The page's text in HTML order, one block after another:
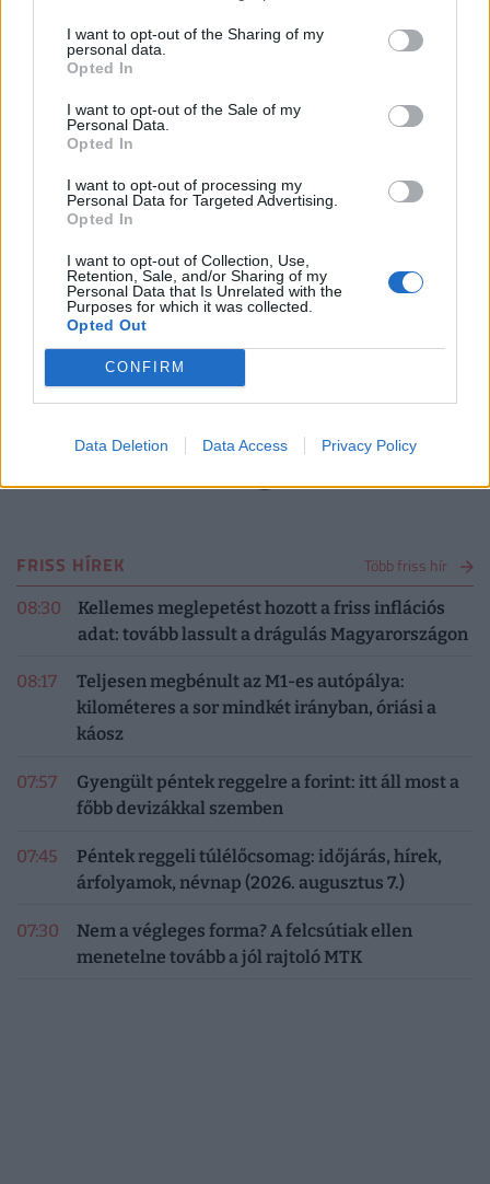
I want to opt-out of the Sharing of my
personal data.
Opted In
I want to opt-out of the Sale of my
Personal Data.
Opted In
I want to opt-out of processing my
Personal Data for Targeted Advertising.
Opted In
I want to opt-out of Collection, Use,
Retention, Sale, and/or Sharing of my
Personal Data that Is Unrelated with the
Purposes for which it was collected.
Opted Out
CONFIRM
Data Deletion Data Access Privacy Policy
Könnyen megégeti magát az ember, de sok helyen nem
viszik el a zöldhulladékot.
| 2020. január 28. 11:50
Kásler: Magyarország felkészült a
koronavírusos megbetegedésekre
Két gyanús eset is volt, de negatív lett a teszt.
PÉNZCENTRUM| 2019. december 25. 17:33
5 dolog, amit csak kevesen tudnak az ittas
vezetésről
Inkább ne ülj autóba, ha ittál...
FRISS HÍREK Több friss hír
08:30
Kellemes meglepetést hozott a friss inflációs
adat: tovább lassult a drágulás Magyarországon
08:17
Teljesen megbénult az M1-es autópálya:
kilométeres a sor mindkét irányban, óriási a
káosz
07:57
Gyengült péntek reggelre a forint: itt áll most a
főbb devizákkal szemben
07:45
Péntek reggeli túlélőcsomag: időjárás, hírek,
árfolyamok, névnap (2026. augusztus 7.)
07:30
Nem a végleges forma? A felcsútiak ellen
menetelne tovább a jól rajtoló MTK